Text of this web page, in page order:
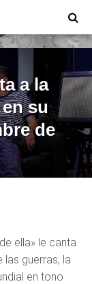
a la
su
de
ella» le canta
las guerras, la
en tono